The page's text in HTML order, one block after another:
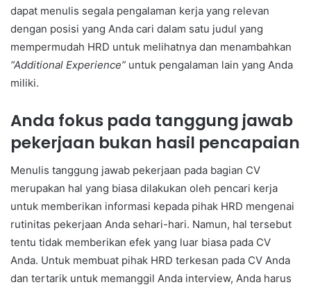
dapat menulis segala pengalaman kerja yang relevan
dengan posisi yang Anda cari dalam satu judul yang
mempermudah HRD untuk melihatnya dan menambahkan
“Additional Experience” untuk pengalaman lain yang Anda
miliki.
Anda fokus pada tanggung jawab
pekerjaan bukan hasil pencapaian
Menulis tanggung jawab pekerjaan pada bagian CV
merupakan hal yang biasa dilakukan oleh pencari kerja
untuk memberikan informasi kepada pihak HRD mengenai
rutinitas pekerjaan Anda sehari-hari. Namun, hal tersebut
tentu tidak memberikan efek yang luar biasa pada CV
Anda. Untuk membuat pihak HRD terkesan pada CV Anda
dan tertarik untuk memanggil Anda interview, Anda harus